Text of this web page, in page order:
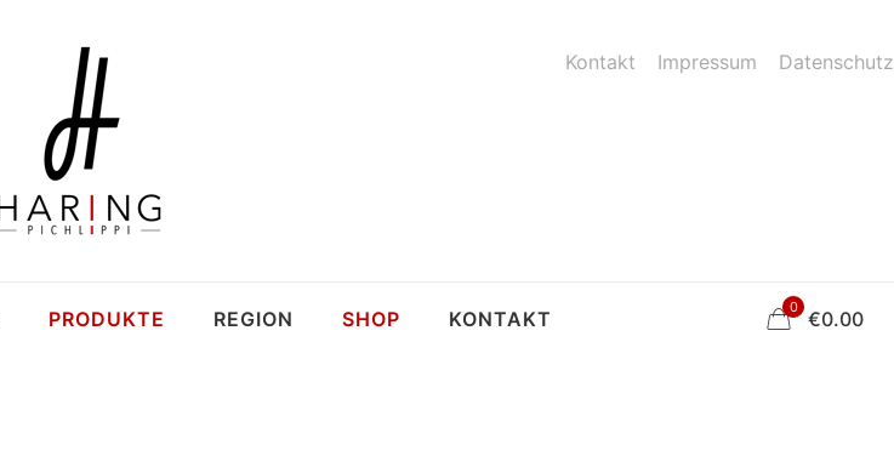
PRODUKTE REGION SHOP KONTAKT
Kontakt Impressum Datenschutz
0 €0.00